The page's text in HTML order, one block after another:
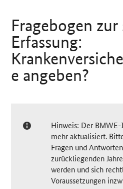
Fragebogen
Erfassung:
e angeben?
Hinweis: Der
mehr aktualisiert.
Fragen und
zurückliegenden
werden und sich
Voraussetzungen